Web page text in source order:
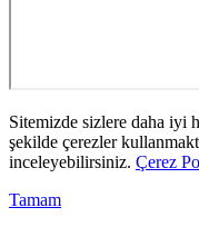
Sitemizde sizlere daha iyi
şekilde çerezler
inceleyebilirsiniz. Çerez
Tamam